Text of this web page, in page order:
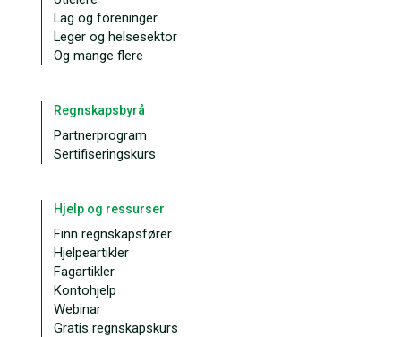
Lag og foreninger
Leger og helsesektor
Og mange flere
Regnskapsbyrå
Partnerprogram
Sertifiseringskurs
Hjelp og ressurser
Finn regnskapsfører
Hjelpeartikler
Fagartikler
Kontohjelp
Webinar
Gratis regnskapskurs